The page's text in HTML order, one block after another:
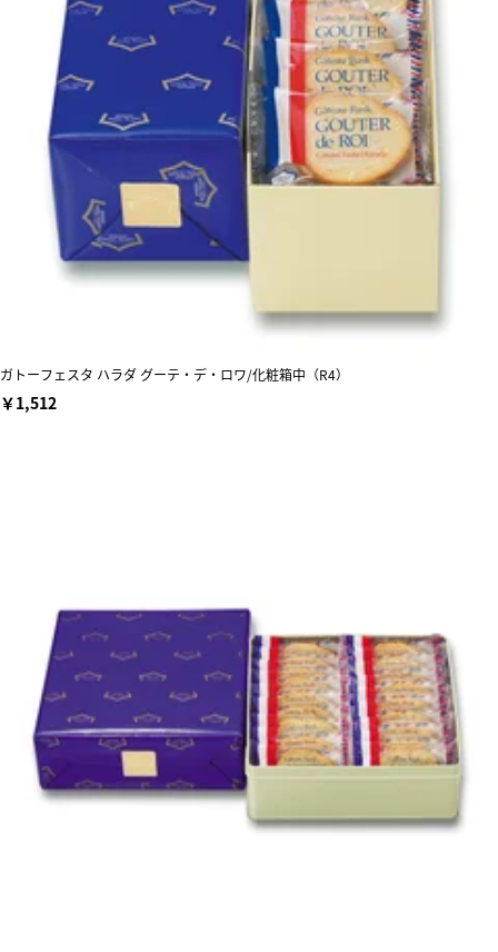
ガトーフェスタ ハラダ グーテ・デ・ロワ/化粧箱中（R4）
￥1,512